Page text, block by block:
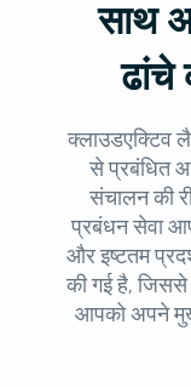
साथ
क्लाउडएक्टिव
से प्रबंधित
संचालन की
प्रबंधन सेवा
और इष्टतम
की गई है,
आपको अपने